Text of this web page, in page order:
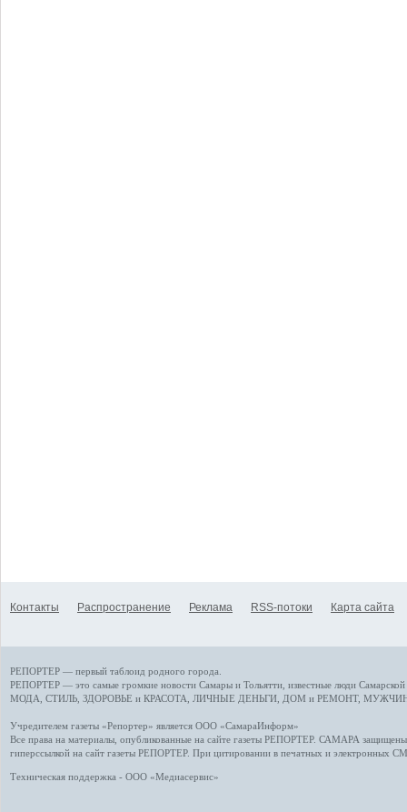
Контакты Распространение Реклама RSS-потоки Карта сайта
РЕПОРТЕР — первый таблоид родного города.
РЕПОРТЕР — это самые громкие новости Самары и Тольятти, известные люди
МОДА, СТИЛЬ ЗДОРОВЬЕ и КРАСОТА ЛИЧНЫЕ ДЕНЬГИ ДОМ и РЕМОНТ,
Учредителем газеты «Репортер» является ООО «СамараИнформ»
Все права на материалы, опубликованные на сайте газеты РЕПОРТЕР. САМАРА защищены.
гиперссылкой на сайт газеты РЕПОРТЕР. При цитировании в печатных и электронных
Техническая поддержка - ООО «Медиасервис»